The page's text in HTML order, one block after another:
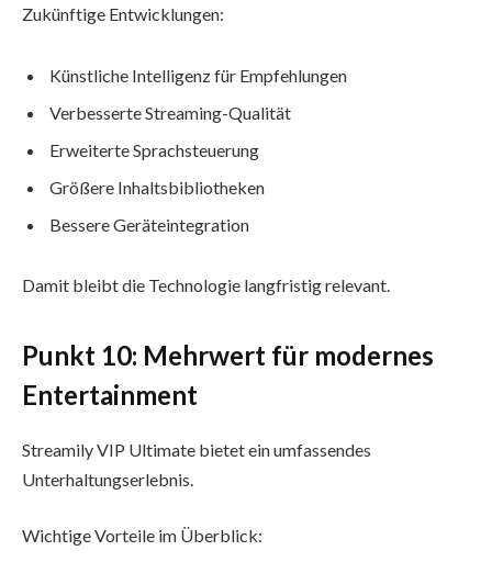
Zukünftige Entwicklungen:
Künstliche Intelligenz für Empfehlungen
Verbesserte Streaming-Qualität
Erweiterte Sprachsteuerung
Größere Inhaltsbibliotheken
Bessere Geräteintegration
Damit bleibt die Technologie langfristig relevant.
Punkt 10: Mehrwert für modernes
Entertainment
Streamily VIP Ultimate bietet ein umfassendes
Unterhaltungserlebnis.
Wichtige Vorteile im Überblick: